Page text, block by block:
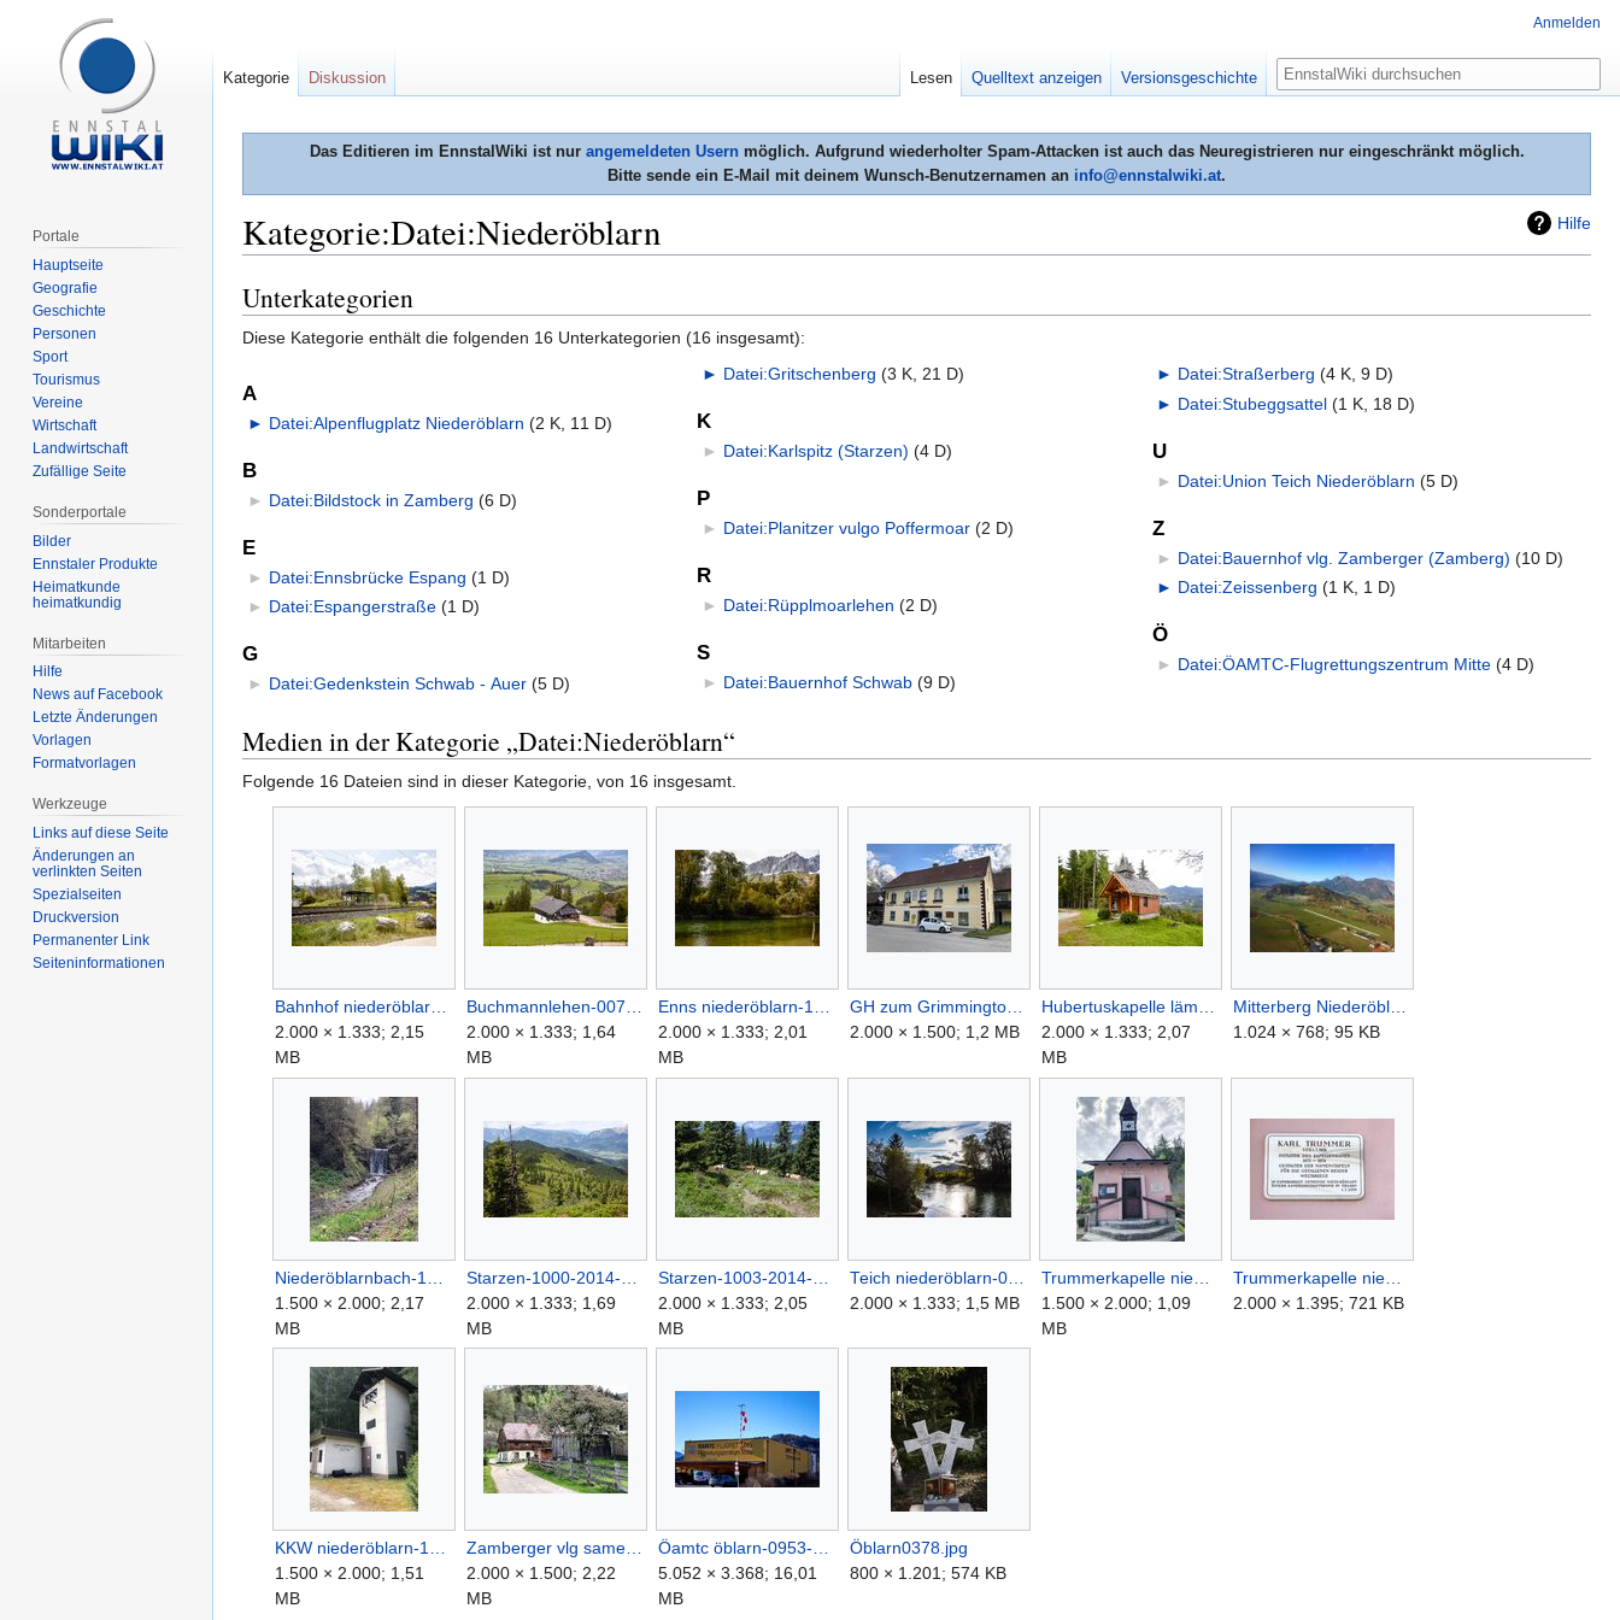
Das Editieren im EnnstalWiki ist nur angemeldeten Usernmöglich. Aufgrund wiederholter Spam-Attacken ist auch das Neuregistrieren nur eingeschränkt möglich.
Bitte sende ein E-Mail mit deinem Wunsch-Benutzernamen an info@ennstalwiki.at.
Hilfe
Kategorie:Datei:Niederöblarn
Zur
Navigation
springen
Zur
Suche
springen
Unterkategorien
Diese Kategorie enthält die folgenden 16 Unterkategorien (16 insgesamt):
A
► Datei:Alpenflugplatz Niederöblarn (2 K, 11 D)
B
► Datei:Bildstock in Zamberg (6 D)
E
► Datei:Ennsbrücke Espang (1 D)
► Datei:Espangerstraße‎ (1 D)
G
► Datei:Gedenkstein Schwab - Auer‎ (5 D)
► Datei:Gritschenberg (3 K, 21 D)
K
► Datei:Karlspitz (Starzen) (4 D)
P
► Datei:Planitzer vulgo Poffermoar (2 D)
R
► Datei:Rüpplmoarlehen (2 D)
S
► Datei:Bauernhof Schwab (9 D)
► Datei:Straßerberg ‎
(4 K, 9 D)
► Datei:Stubeggsattel ‎ (1 K, 18 D)
U
► Datei:Union Teich Niederöblarn ‎(5 D)
Z
► Datei:Bauernhof vlg. Zamberger (Zamberg) ‎(10 D)
► Datei:Zeissenberg ‎ (1 K, 1 D)
Ö
► Datei:ÖAMTC-Flugrettungszentrum Mitte ‎(4 D)
Medien in der Kategorie „Datei:Niederöblarn“
Folgende 16 Dateien sind in dieser Kategorie, von 16 insgesamt.
Bahnhof niederöblarn-3000353-2023-05-07.jpg
2.000 × 1.333; 2,15
MB
Buchmannlehen-0076-2021-05-24 08.38.43.jpg
2.000 × 1.333; 1,64
MB
Enns niederöblarn-1003-2021-10-15.jpg
2.000 × 1.333; 2,01
MB
GH zum Grimmingtor niederöblarn-1000-2022-05-04.jpg
2.000 × 1.500; 1,2 MB
Hubertuskapelle lämmeregg-0063-2021-05-24 08.18.07.jpg
2.000 × 1.333; 2,07
MB
Mitterberg Niederöblarn Alpenflugplatz.jpg
1.024 × 768; 95 KB
1.500 × 2.000; 2,17
MB
2.000 × 1.333; 1,69
MB
2.000 × 1.333; 2,05
MB
2.000 × 1.333; 1,5 MB
1.500 × 2.000; 1,09
MB
2.000 × 1.395; 721 KB
1.500 × 2.000; 1,51
MB
2.000 × 1.500; 2,22
MB
5.052 × 3.368; 16,01
MB
Öblarn0378.jpg
800 × 1.201; 574 KB
Anmelden
Kategorie Diskussion Lesen Quelltext anzeigen Versionsgeschichte
Suche
Portale
Hauptseite
Geografie
Geschichte
Personen
Sport
Tourismus
Vereine
Wirtschaft
Landwirtschaft
Zufällige Seite
Sonderportale
Bilder
Ennstaler Produkte
Heimatkunde
heimatkundig
Mitarbeiten
Hilfe
News auf Facebook
Letzte Änderungen
Vorlagen
Formatvorlagen
Werkzeuge
Links auf diese Seite
Änderungen an
verlinkten Seiten
Spezialseiten
Druckversion
Permanenter Link
Seiten­informationen